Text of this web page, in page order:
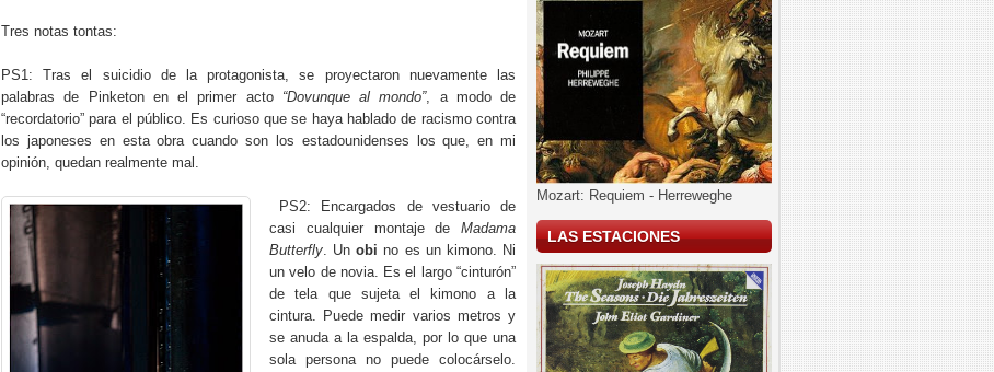
Tres notas tontas:
PS1: Tras el suicidio de la protagonista, se proyectaron nuevamente las
palabras de Pinketon en el primer acto “Dovunque al mondo”, a modo de
“recordatorio” para el público. Es curioso que se haya hablado de racismo contra
los japoneses en esta obra cuando son los estadounidenses los que, en mi
opinión, quedan realmente mal.
PS2: Encargados de vestuario de
casi cualquier montaje de Madama
Butterfly. Unobi no es un kimono. Ni
un velo de novia. Es el largo “cinturón”
de tela que sujeta el kimono a la
cintura. Puede medir varios metros y
se anuda a la espalda, por lo que una
sola persona no puede colocárselo.
Mozart: Requiem - Herreweghe
LAS ESTACIONES